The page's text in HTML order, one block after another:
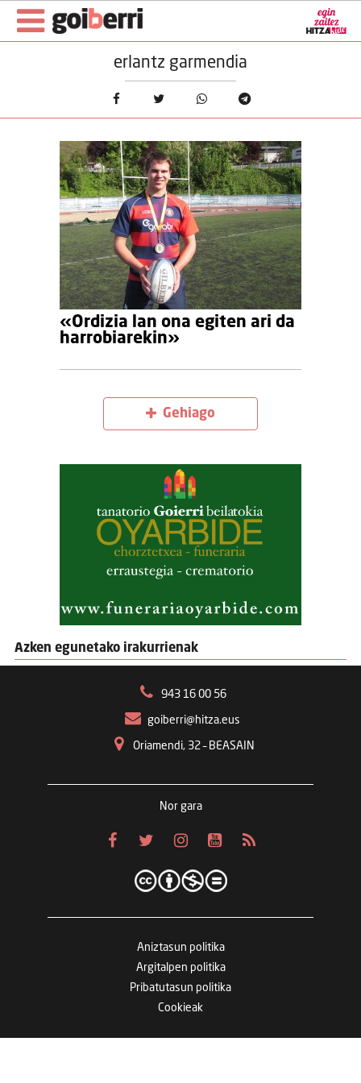
erlantz garmendia
«Ordizia lan ona egiten ari da
harrobiarekin»
Gehiago
Azken egunetako irakurrienak
943 16 00 56
goiberri@hitza.eus
Oriamendi, 32 – BEASAIN
Nor gara
Aniztasun politika
Argitalpen politika
Pribatutasun politika
Cookieak